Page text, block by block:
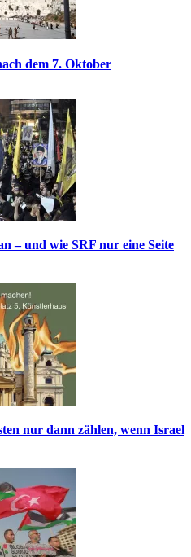
dem 7. Oktober
– und wie SRF nur eine Seite
nur dann zählen, wenn Israel